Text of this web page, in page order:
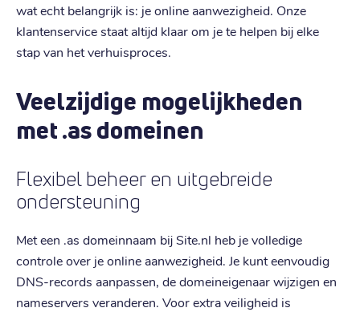
wat echt belangrijk is: je online aanwezigheid. Onze
klantenservice staat altijd klaar om je te helpen bij elke
stap van het verhuisproces.
Veelzijdige mogelijkheden
met .as domeinen
Flexibel beheer en uitgebreide
ondersteuning
Met een .as domeinnaam bij Site.nl heb je volledige
controle over je online aanwezigheid. Je kunt eenvoudig
DNS-records aanpassen, de domeineigenaar wijzigen en
nameservers veranderen. Voor extra veiligheid is